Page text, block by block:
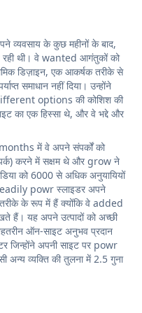
व्यवसाय के कुछ महीनों के बाद,
थी। वे wanted आगंतुकों को
डिज़ाइन, एक आकर्षक तरीके से
समाधान नहीं दिया। उन्होंने
options की कोशिश की
का एक हिस्सा थे, और वे भद्दे और
में वे अपने संपर्कों को
करने में सक्षम थे और grow ने
को 6000 से अधिक अनुयायियों
powr स्लाइडर अपने
तरीके के रूप में हैं क्योंकि वे added
हैं। यह अपने उत्पादों को अच्छी
ऑन-साइट अनुभव प्रदान
जिन्होंने अपनी साइट पर powr
अन्य व्यक्ति की तुलना में 2.5 गुना